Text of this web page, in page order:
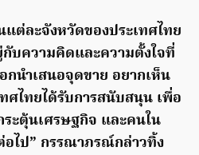
ต่ละจังหวัดของประเทศไทย
บความคิดและความตั้งใจที่
นำเสนอจุดขาย อยากเห็น
ไทยได้รับการสนับสนุน เพื่อ
ะตุ้นเศรษฐกิจ และคนใน
ป” กรรณาภรณ์กล่าวทิ้ง